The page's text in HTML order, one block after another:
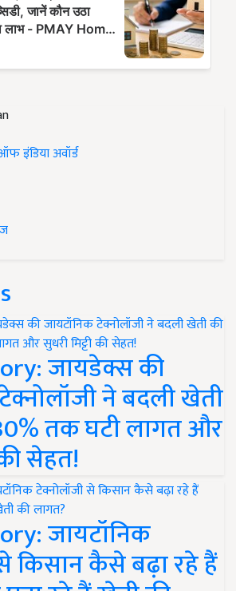
इंडिया अवॉर्ड
जायडेक्स की
ने बदली खेती
तक घटी लागत और
सेहत!
जायटॉनिक
किसान कैसे बढ़ा रहे हैं